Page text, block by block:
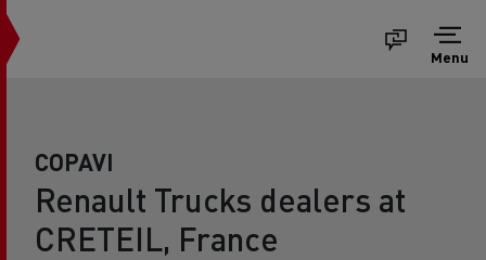
Menu
COPAVI
Renault Trucks dealers at
CRETEIL, France